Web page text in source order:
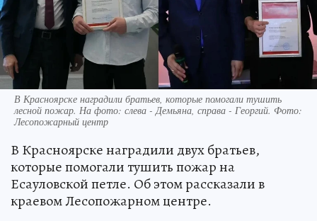
В Красноярске наградили братьев, которые помогали тушить
лесной пожар. На фото: слева - Демьяна, справа - Георгий. Фото:
Лесопожарный центр
В Красноярске наградили двух братьев,
которые помогали тушить пожар на
Есауловской петле. Об этом рассказали в
краевом Лесопожарном центре.